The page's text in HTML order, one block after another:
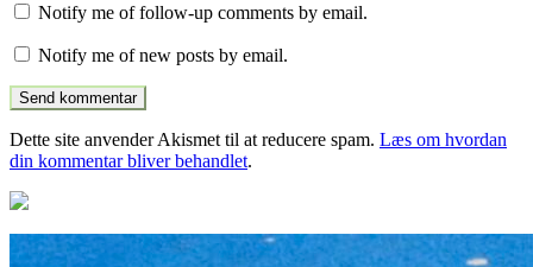
Notify me of follow-up comments by email.
Notify me of new posts by email.
Dette site anvender Akismet til at reducere spam. Læs om hvordan
din kommentar bliver behandlet.